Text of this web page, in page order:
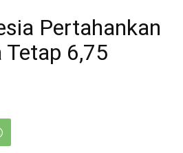
Pertahankan
Tetap 6,75